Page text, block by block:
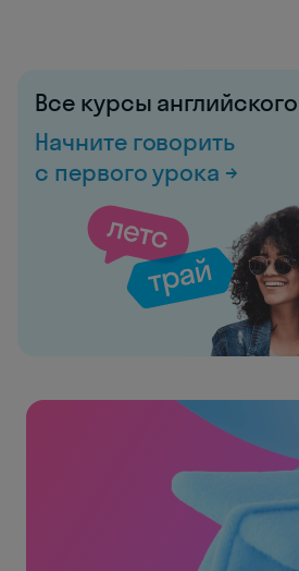
Все курсы английского
Начните говорить
с первого урока →